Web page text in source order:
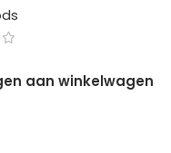
aan winkelwagen